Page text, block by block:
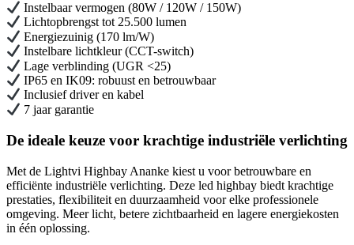
Instelbaar vermogen (80W / 120W / 150W)
Lichtopbrengst tot 25.500 lumen
Energiezuinig (170 lm/W)
Instelbare lichtkleur (CCT-switch)
Lage verblinding (UGR <25)
IP65 en IK09: robuust en betrouwbaar
Inclusief driver en kabel
7 jaar garantie
De ideale keuze voor krachtige industriële verlichting
Met de Lightvi Highbay Ananke kiest u voor betrouwbare en
efficiënte industriële verlichting. Deze led highbay biedt krachtige
prestaties, flexibiliteit en duurzaamheid voor elke professionele
omgeving. Meer licht, betere zichtbaarheid en lagere energiekosten
in één oplossing.